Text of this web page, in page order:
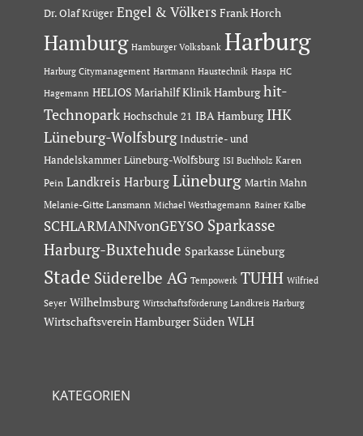
Dr. Olaf Krüger Engel & Völkers Frank Horch
Hamburg Hamburger Volksbank Harburg
Harburg Citymanagement Hartmann Haustechnik Haspa HC
Hagemann HELIOS Mariahilf Klinik Hamburg hit-
Technopark Hochschule 21 IBA Hamburg IHK
Lüneburg-Wolfsburg Industrie- und
Handelskammer Lüneburg-Wolfsburg ISI Buchholz Karen
Pein Landkreis Harburg Lüneburg Martin Mahn
Melanie-Gitte Lansmann Michael Westhagemann Rainer Kalbe
SCHLARMANNvonGEYSO Sparkasse
Harburg-Buxtehude Sparkasse Lüneburg
Stade Süderelbe AG Tempowerk TUHH Wilfried
Seyer Wilhelmsburg Wirtschaftsförderung Landkreis Harburg
Wirtschaftsverein Hamburger Süden WLH
KATEGORIEN